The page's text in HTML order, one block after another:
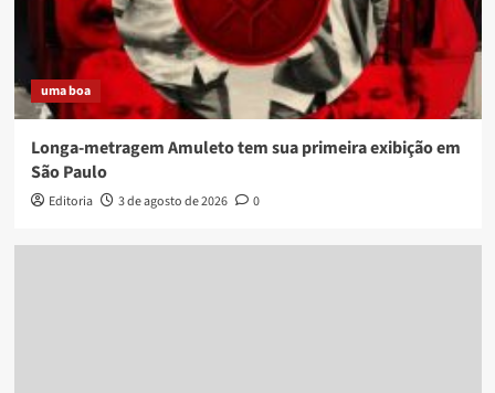
uma boa
Longa-metragem Amuleto tem sua primeira exibição em
São Paulo
Editoria 3 de agosto de 2026 0